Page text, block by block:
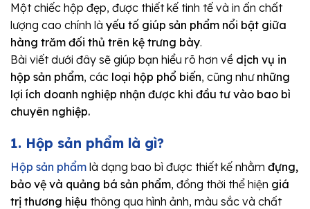
Một chiếc hộp đẹp, được thiết kế tinh tế và in ấn chất
lượng cao chính là yếu tố giúp sản phẩm nổi bật giữa
hàng trăm đối thủ trên kệ trưng bày.
Bài viết dưới đây sẽ giúp bạn hiểu rõ hơn về dịch vụ in
hộp sản phẩm, các loại hộp phổ biến, cũng như những
lợi ích doanh nghiệp nhận được khi đầu tư vào bao bì
chuyên nghiệp.
1. Hộp sản phẩm là gì?
Hộp sản phẩm là dạng bao bì được thiết kế nhằm đựng,
bảo vệ và quảng bá sản phẩm, đồng thời thể hiện giá
trị thương hiệu thông qua hình ảnh, màu sắc và chất